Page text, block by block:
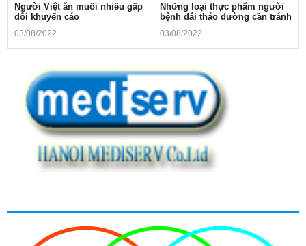
Người Việt ăn muối nhiều gấp
đôi khuyến cáo
03/08/2022
Những loại thực phẩm người
bệnh đái tháo đường cần tránh
03/08/2022